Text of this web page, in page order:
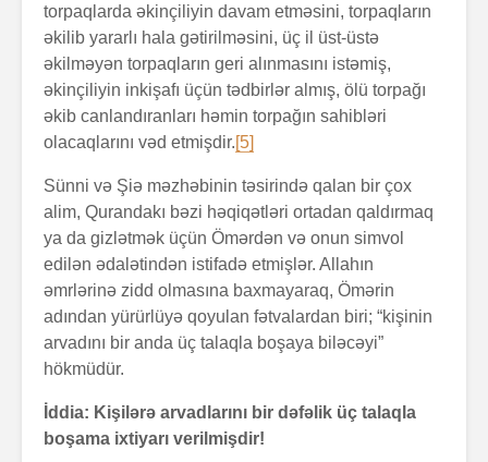
torpaqlarda əkinçiliyin davam etməsini, torpaqların
əkilib yararlı hala gətirilməsini, üç il üst-üstə
əkilməyən torpaqların geri alınmasını istəmiş,
əkinçiliyin inkişafı üçün tədbirlər almış, ölü torpağı
əkib canlandıranları həmin torpağın sahibləri
olacaqlarını vəd etmişdir.[5]
Sünni və Şiə məzhəbinin təsirində qalan bir çox
alim, Qurandakı bəzi həqiqətləri ortadan qaldırmaq
ya da gizlətmək üçün Ömərdən və onun simvol
edilən ədalətindən istifadə etmişlər. Allahın
əmrlərinə zidd olmasına baxmayaraq, Ömərin
adından yürürlüyə qoyulan fətvalardan biri; “kişinin
arvadını bir anda üç talaqla boşaya biləcəyi”
hökmüdür.
İddia: Kişilərə arvadlarını bir dəfəlik üç talaqla
boşama ixtiyarı verilmişdir!